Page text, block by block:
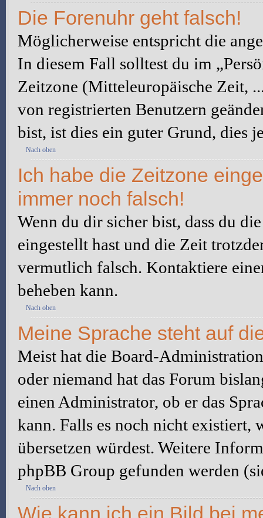
Die Forenuhr geht falsch!
Möglicherweise entspricht die
In diesem Fall solltest du im
Zeitzone (Mitteleuropäische Zeit,
von registrierten Benutzern
bist, ist dies ein guter Grund, dies
Nach oben
Ich habe die Zeitzone
immer noch falsch!
Wenn du dir sicher bist, dass du
eingestellt hast und die Zeit
vermutlich falsch. Kontaktiere
beheben kann.
Nach oben
Meine Sprache steht auf
Meist hat die Board-
oder niemand hat das Forum
einen Administrator, ob er das
kann. Falls es noch nicht existiert,
übersetzen würdest. Weitere
phpBB Group gefunden werden
Nach oben
Wie kann ich ein Bild bei